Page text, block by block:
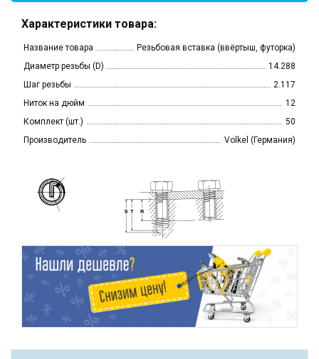
Характеристики товара:
Название товара
Резьбовая вставка (ввёртыш, футорка)
Диаметр резьбы (D)
14.288
Шаг резьбы
2.117
Ниток на дюйм
12
Комплект (шт.)
50
Производитель
Volkel (Германия)